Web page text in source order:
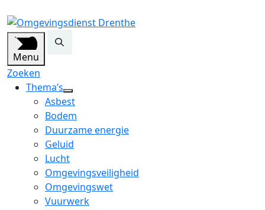
Menu
Zoeken
Thema’s
open
dropdown
menu
Asbest
Bodem
Duurzame energie
Geluid
Lucht
Omgevingsveiligheid
Omgevingswet
Vuurwerk